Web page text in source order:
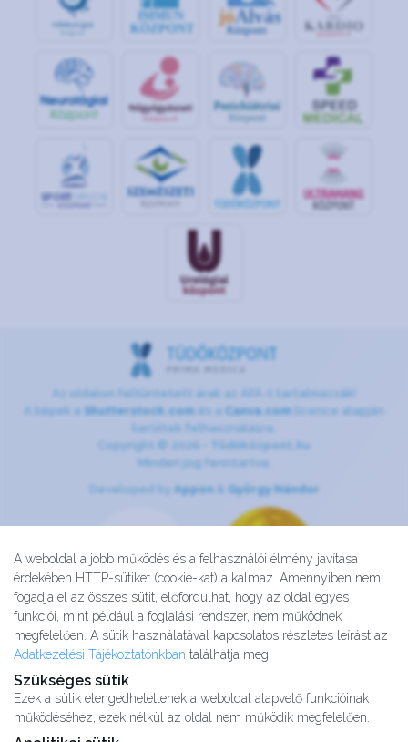
A weboldal a jobb működés és a felhasználói élmény javítása
érdekében HTTP-sütiket (cookie-kat) alkalmaz. Amennyiben nem
fogadja el az összes sütit, előfordulhat, hogy az oldal egyes
funkciói, mint például a foglalási rendszer, nem működnek
megfelelően. A sütik használatával kapcsolatos részletes leírást az
Adatkezelési Tájékoztatónkban találhatja meg.
Szükséges sütik
Ezek a sütik elengedhetetlenek a weboldal alapvető funkcióinak
működéséhez, ezek nélkül az oldal nem működik megfelelően.
IMMUN
KÖZPONT
jóAlvás
Központ
SPORT
Az oldalon feltüntetett árak az ÁFÁ-t tartalmazzák!
A képek a Shutterstock.com és a Canva.com licence alapján
kerültek felhasználásra.
Copyright © 2026 •
Tüdőközpont.hu
Minden jog fenntartva.
Developed by Appon& György Nándor